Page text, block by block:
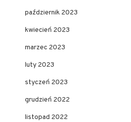
październik 2023
kwiecień 2023
marzec 2023
luty 2023
styczeń 2023
grudzień 2022
listopad 2022